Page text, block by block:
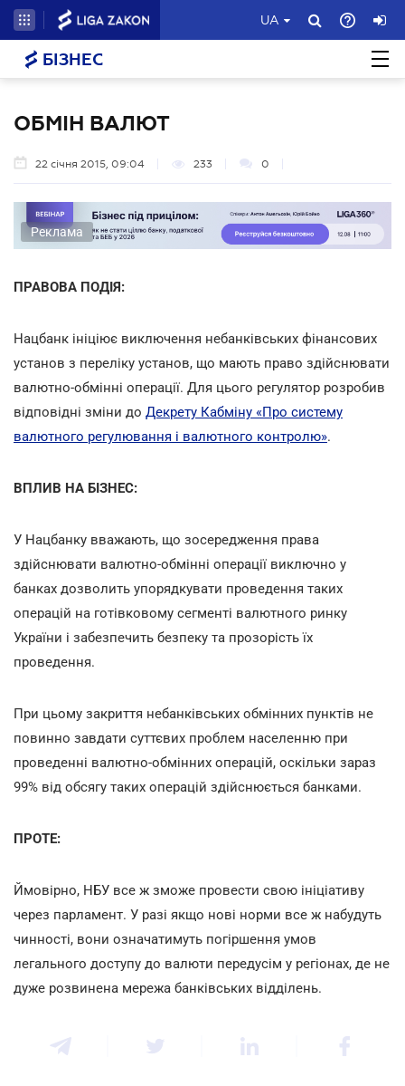
UA
БІЗНЕС
ОБМІН ВАЛЮТ
22 січня 2015, 09:04 233 0
Реклама
ПРАВОВА ПОДІЯ:
Нацбанк ініціює виключення небанківських фінансових
установ з переліку установ, що мають право здійснювати
валютно-обмінні операції. Для цього регулятор розробив
відповідні зміни до Декрету Кабміну «Про систему
валютного регулювання і валютного контролю».
ВПЛИВ НА БІЗНЕС:
У Нацбанку вважають, що зосередження права
здійснювати валютно-обмінні операції виключно у
банках дозволить упорядкувати проведення таких
операцій на готівковому сегменті валютного ринку
України і забезпечить безпеку та прозорість їх
проведення.
При цьому закриття небанківських обмінних пунктів не
повинно завдати суттєвих проблем населенню при
проведенні валютно-обмінних операцій, оскільки зараз
99% від обсягу таких операцій здійснюється банками.
ПРОТЕ:
Ймовірно, НБУ все ж зможе провести свою ініціативу
через парламент. У разі якщо нові норми все ж набудуть
чинності, вони означатимуть погіршення умов
легального доступу до валюти передусім у регіонах, де не
дуже розвинена мережа банківських відділень.